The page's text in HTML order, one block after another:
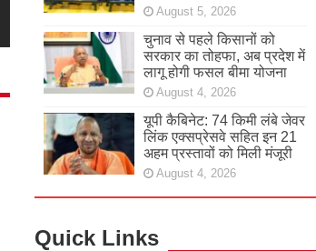
August 5, 2026
चुनाव से पहले किसानों को
सरकार का तोहफा, अब प्रदेश में
लागू होगी फसल बीमा योजना
August 4, 2026
यूपी कैबिनेट: 74 किमी लंबे जेवर
लिंक एक्सप्रेसवे सहित इन 21
अहम प्रस्तावों को मिली मंजूरी
August 4, 2026
Quick Links